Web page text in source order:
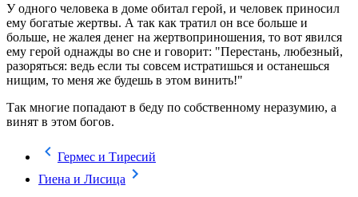
У одного человека в доме обитал герой, и человек приносил
ему богатые жертвы. А так как тратил он все больше и
больше, не жалея денег на жертвоприношения, то вот явился
ему герой однажды во сне и говорит: "Перестань, любезный,
разоряться: ведь если ты совсем истратишься и останешься
нищим, то меня же будешь в этом винить!"
Так многие попадают в беду по собственному неразумию, а
винят в этом богов.
Гермес и Тиресий
Гиена и Лисица